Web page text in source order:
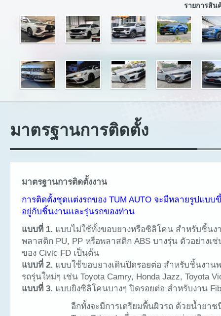
รายการสิน
มาตรฐานการติดตั้ง
มาตรฐานการติดตั้งงาน
การติดตั้งชุดแต่งรถของ TUM AUTO จะมีหลายรูปแบบ
อยู่กับชิ้นงานและรุ่นรถของท่าน
แบบที่ 1. แบบไม่ใช้ทั้งขอบยางหรือซิลิโคน สำหรับชิ้นง
พลาสติก PU, PP หรือพลาสติก ABS บางรุ่น ตัวอย่างเ
ของ Civic FD เป็นต้น
แบบที่ 2. แบบใช้ขอบยางเดินปิดรอยต่อ สำหรับชิ้นงาน
รถรุ่นใหม่ๆ เช่น Toyota Camry, Honda Jazz, Toyota
แบบที่ 3. แบบยิงซิลิโคนบางๆ ปิดรอยต่อ สำหรับงาน
อีกทั้งจะมีการเตรียมพื้นผิวรถ ด้วยน้ำยาช